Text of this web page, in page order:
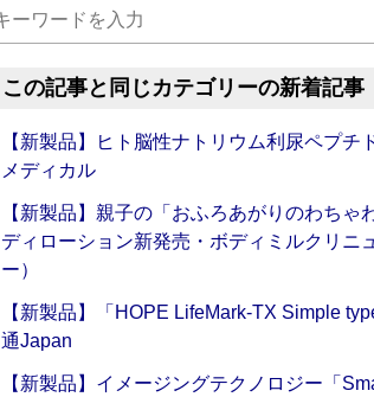
この記事と同じカテゴリーの新着記事
【新製品】ヒト脳性ナトリウム利尿ペプ
メディカル
【新製品】親子の「おふろあがりのわち
ディローション新発売・ボディミルクリ
ー）
【新製品】「HOPE LifeMark-TX Simple
通Japan
【新製品】イメージングテクノロジー「